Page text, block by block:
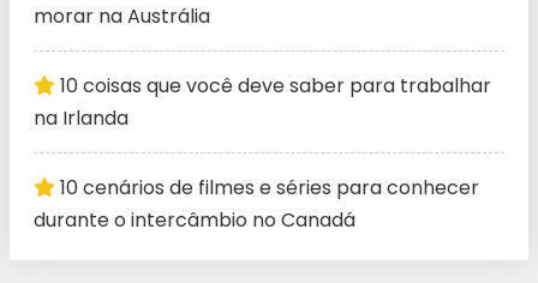
morar na Austrália
10 coisas que você deve saber para trabalhar
na Irlanda
10 cenários de filmes e séries para conhecer
durante o intercâmbio no Canadá